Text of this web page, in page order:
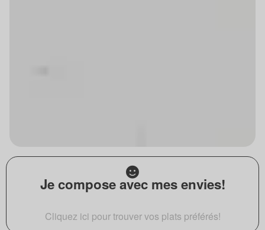
Je compose avec mes envies!
Cliquez ici pour trouver vos plats préférés!